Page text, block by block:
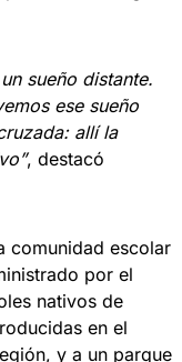
sueño distante.
ese sueño
allí la
, destacó
comunidad escolar
por el
nativos de
en el
y a un parque